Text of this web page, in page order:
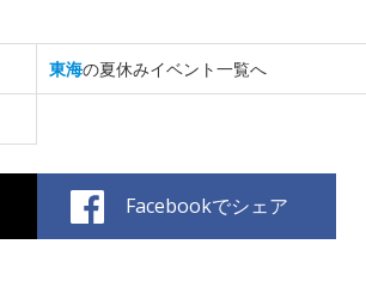
東海の夏休みイベント一覧へ
Facebookでシェア